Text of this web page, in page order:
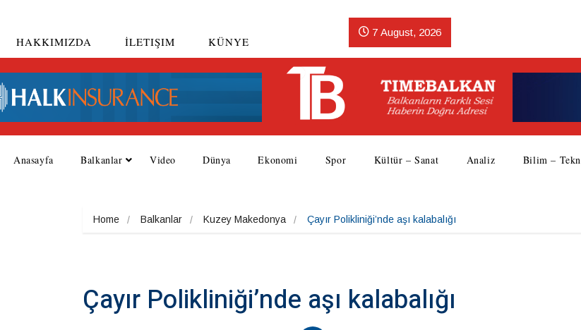
HAKKIMIZDA İLETIŞIM KÜNYE
7 August, 2026
Anasayfa Balkanlar Video Dünya Ekonomi Spor Kültür – Sanat Analiz Bilim –
Home Balkanlar Kuzey Makedonya Çayır Polikliniği’nde aşı kalabalığı
Çayır Polikliniği’nde aşı kalabalığı